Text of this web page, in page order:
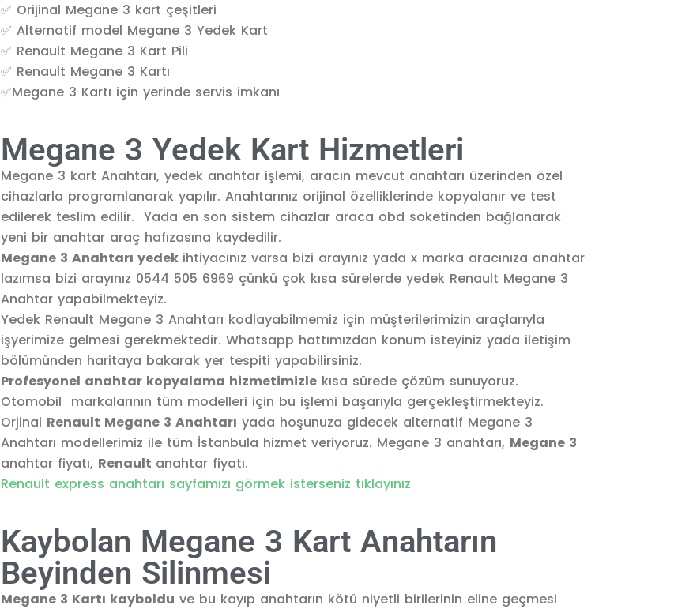
✅ Orijinal Megane 3 kart çeşitleri
✅ Alternatif model Megane 3 Yedek Kart
✅ Renault Megane 3 Kart Pili
✅ Renault Megane 3 Kartı
✅Megane 3 Kartı için yerinde servis imkanı
Megane 3 Yedek Kart Hizmetleri
Megane 3 kart Anahtarı, yedek anahtar işlemi, aracın mevcut anahtarı üzerinden özel
cihazlarla programlanarak yapılır. Anahtarınız orijinal özelliklerinde kopyalanır ve test
edilerek teslim edilir. Yada en son sistem cihazlar araca obd soketinden bağlanarak
yeni bir anahtar araç hafızasına kaydedilir.
Megane 3 Anahtarı yedek ihtiyacınız varsa bizi arayınız yada x marka aracınıza anahtar
lazımsa bizi arayınız 0544 505 6969 çünkü çok kısa sürelerde yedek Renault Megane 3
Anahtar yapabilmekteyiz.
Yedek Renault Megane 3 Anahtarı kodlayabilmemiz için müşterilerimizin araçlarıyla
işyerimize gelmesi gerekmektedir. Whatsapp hattımızdan konum isteyiniz yada iletişim
bölümünden haritaya bakarak yer tespiti yapabilirsiniz.
Profesyonel anahtar kopyalama hizmetimizle kısa sürede çözüm sunuyoruz.
Otomobil markalarının tüm modelleri için bu işlemi başarıyla gerçekleştirmekteyiz.
Orjinal Renault Megane 3 Anahtarı yada hoşunuza gidecek alternatif Megane 3
Anahtarı modellerimiz ile tüm İstanbula hizmet veriyoruz. Megane 3 anahtarı, Megane 3
anahtar fiyatı, Renault anahtar fiyatı.
Renault express anahtarı sayfamızı görmek isterseniz tıklayınız
Kaybolan Megane 3 Kart Anahtarın
Beyinden Silinmesi
Megane 3 Kartı kayboldu ve bu kayıp anahtarın kötü niyetli birilerinin eline geçmesi